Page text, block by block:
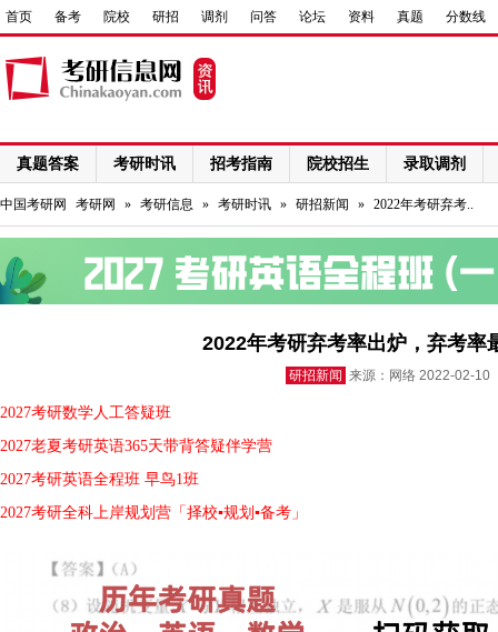
首页 备考 院校 研招 调剂 问答 论坛 资料 真题 分数线
真题答案 考研时讯 招考指南 院校招生 录取调剂
网络课程
中国考研网 考研网 » 考研信息 » 考研时讯 » 研招新闻 » 2022年考研弃考..
2022年考研弃考率出炉，弃考率
研招新闻 来源：网络 2022-02-
2027考研数学人工答疑班
2027老夏考研英语365天带背答疑伴学营
2027考研英语全程班 早鸟1班
2027考研全科上岸规划营「择校▪规划▪备考」